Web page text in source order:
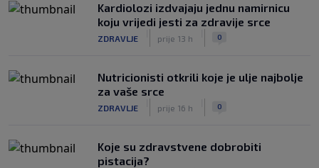
Kardiolozi izdvajaju jednu namirnicu
koju vrijedi jesti za zdravije srce
ZDRAVLJE prije 13 h 0
Nutricionisti otkrili koje je ulje najbolje
za vaše srce
ZDRAVLJE prije 16 h 0
Koje su zdravstvene dobrobiti
pistacija?